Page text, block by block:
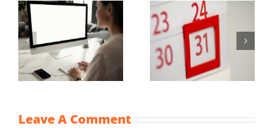
Vaststellingsaanvraag
NOW-1
Maximum
uurprijzen
2022
Leave A Comment